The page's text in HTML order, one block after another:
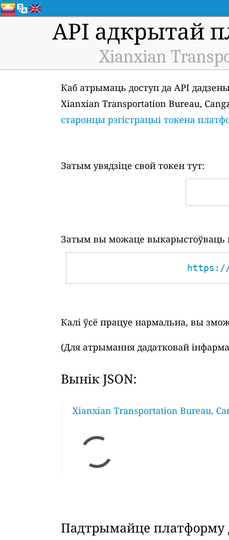
API адкрытай
Xianxian
Каб атрымаць доступ да API
Xianxian Transportation Bureau,
старонцы рэгістрацыі токена
Затым увядзіце свой токен тут:
Затым вы можаце выкарыстоўваць
https://
Калі ўсё працуе нармальна, вы
(Для атрымання дадатковай
Вынік JSON:
Xianxian Transportation Bureau,
Падтрымайце платформу